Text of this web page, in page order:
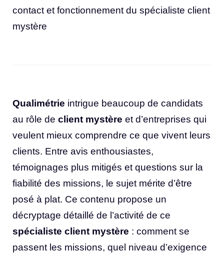
contact et fonctionnement du spécialiste client
mystère
Qualimétrie intrigue beaucoup de candidats
au rôle de client mystère et d’entreprises qui
veulent mieux comprendre ce que vivent leurs
clients. Entre avis enthousiastes,
témoignages plus mitigés et questions sur la
fiabilité des missions, le sujet mérite d’être
posé à plat. Ce contenu propose un
décryptage détaillé de l’activité de ce
spécialiste client mystère : comment se
passent les missions, quel niveau d’exigence